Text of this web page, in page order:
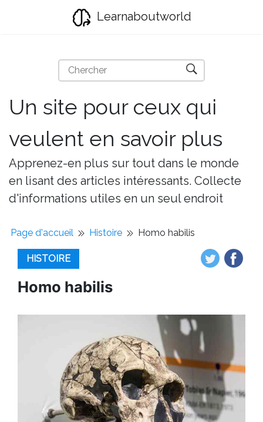
Learnaboutworld
Un site pour ceux qui
veulent en savoir plus
Apprenez-en plus sur tout dans le monde
en lisant des articles intéressants. Collecte
d'informations utiles en un seul endroit
Page d'accueil Histoire Homo habilis
HISTOIRE
Homo habilis